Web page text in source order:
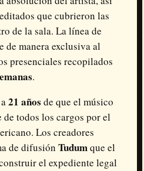
que cubrieron las
de la sala. La línea de
de manera exclusiva al
presenciales recopilados
.
21 años de que el músico
todos los cargos por el
Los creadores
de difusión Tudumque el
el expediente legal